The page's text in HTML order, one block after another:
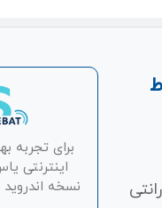
سنگین داخل این دستگاه
مانند شماره گیری
برای تجربه
اینترنتی
نسخه اندروید